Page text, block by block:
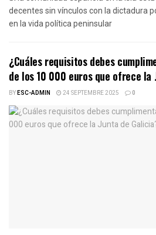
decentes sin vínculos con la dictadura
en la vida política peninsular
¿Cuáles requisitos debes
de los 10 000 euros que ofrece la
BYESC-ADMIN 24 SEPTEMBRE 2025 0